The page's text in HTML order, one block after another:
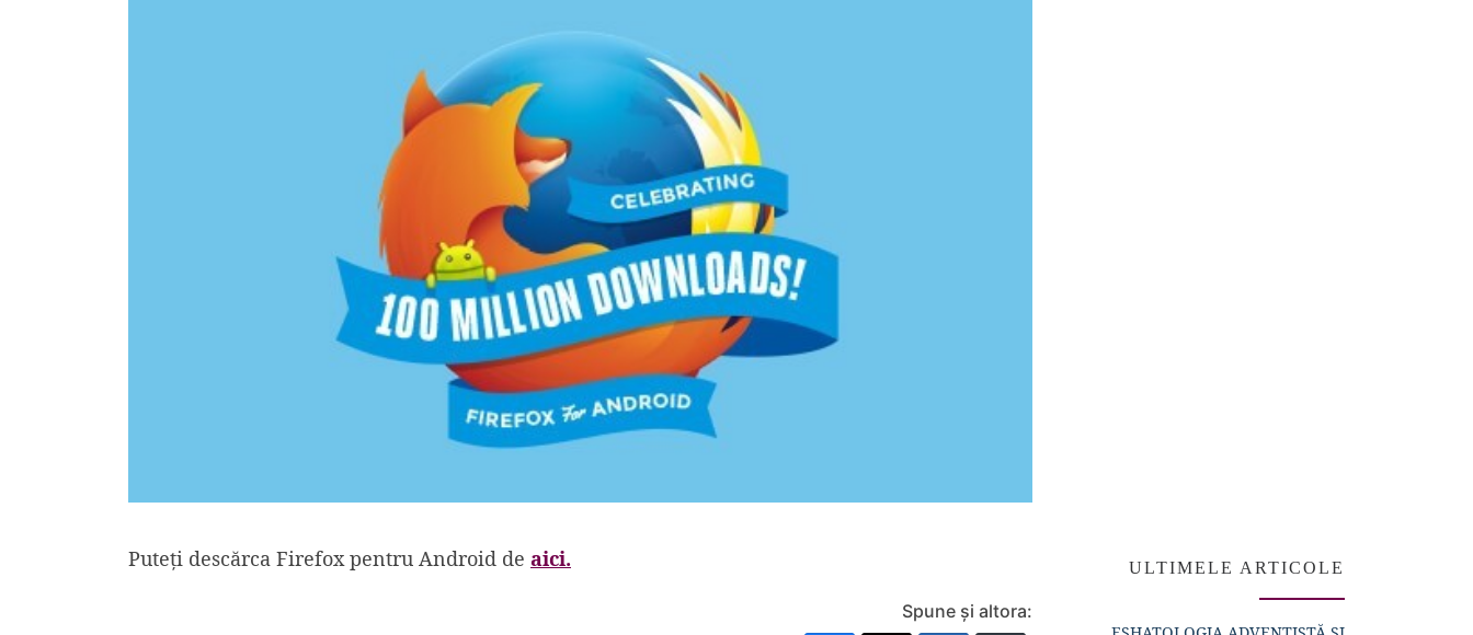
Puteți descărca Firefox pentru Android de aici.
Spune și altora:
ULTIMELE ARTICOLE